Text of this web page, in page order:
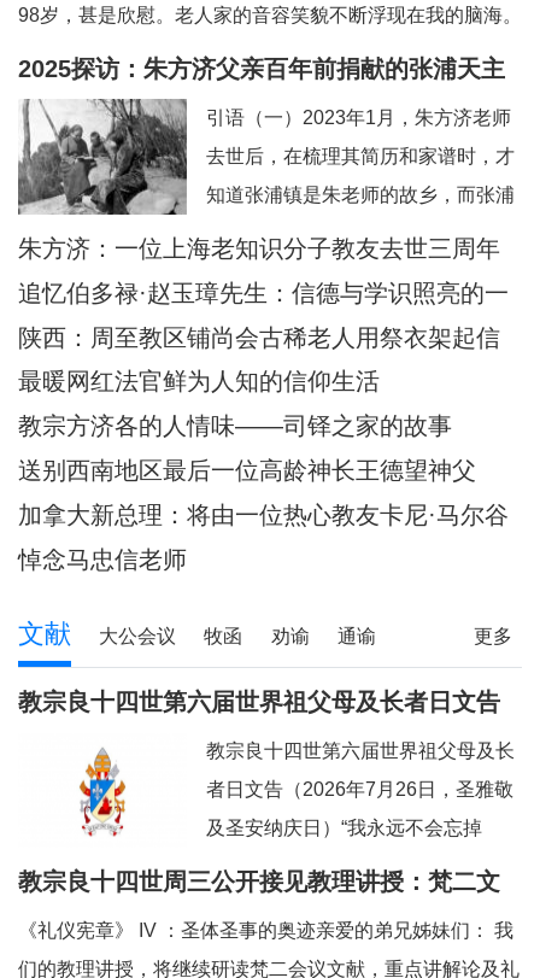
98岁，甚是欣慰。老人家的音容笑貌不断浮现在我的脑海。
一、和蔼可亲的英语老师——上海教区知识分子的典范。老
永远笑眯眯。但对我们的学习极其认真和严肃
2025探访：朱方济父亲百年前捐献的张浦天主
堂+后记：佘山校友怀念恩师
引语（一）2023年1月，朱方济老师
去世后，在梳理其简历和家谱时，才
知道张浦镇是朱老师的故乡，而张浦
最早的老堂是其父母早年捐献的祖
也提供了一些史料。当时一点也没想
到日后还有机会探访张浦堂区。2025
年2月24—28日，应苏州教区徐宏根
主教的邀请，前去苏州教区主教公署
陪伴当地神父们避
朱方济：一位上海老知识分子教友去世三周年
追忆伯多禄·赵玉璋先生：信德与学识照亮的一
生
陕西：周至教区铺尚会古稀老人用祭衣架起信
仰与文化传承之桥
最暖网红法官鲜为人知的信仰生活
教宗方济各的人情味——司铎之家的故事
送别西南地区最后一位高龄神长王德望神父
加拿大新总理：将由一位热心教友卡尼·马尔谷
担任
悼念马忠信老师
更多
文献 大公会议 牧函 劝谕 通谕
文告 其它
教宗良十四世第六届世界祖父母及长者日文告
教宗良十四世第六届世界祖父母及长
者日文告（2026年7月26日，圣雅敬
及圣安纳庆日）“我永远不会忘掉
你。”（参阅：依四十九 15）亲爱的
的口，许诺祂永远都不会忘掉我们任
教宗良十四世周三公开接见教理讲授：梵二文
《礼仪宪章》 IV ：圣体圣事的奥迹亲爱的弟兄姊妹们： 我
们的教理讲授，将继续研读梵二会议文献，重点讲解论及礼